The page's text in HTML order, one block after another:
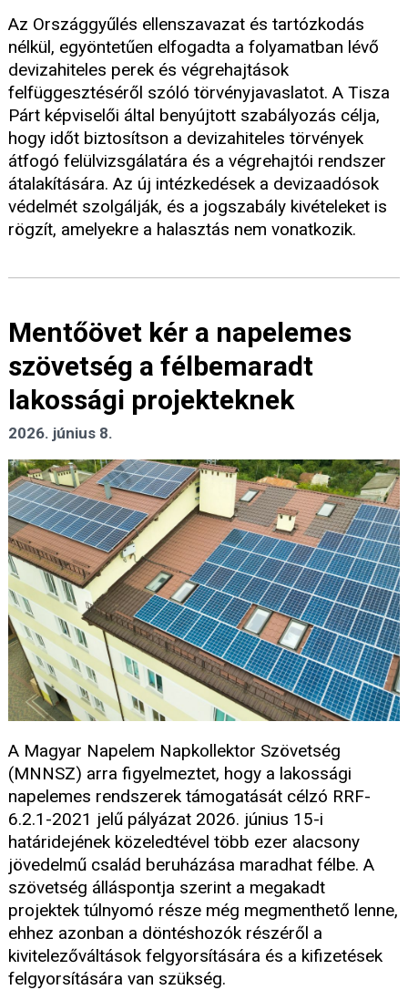
Az Országgyűlés ellenszavazat és tartózkodás
nélkül, egyöntetűen elfogadta a folyamatban lévő
devizahiteles perek és végrehajtások
felfüggesztéséről szóló törvényjavaslatot. A Tisza
Párt képviselői által benyújtott szabályozás célja,
hogy időt biztosítson a devizahiteles törvények
átfogó felülvizsgálatára és a végrehajtói rendszer
átalakítására. Az új intézkedések a devizaadósok
védelmét szolgálják, és a jogszabály kivételeket is
rögzít, amelyekre a halasztás nem vonatkozik.
Mentőövet kér a napelemes
szövetség a félbemaradt
lakossági projekteknek
2026. június 8.
A Magyar Napelem Napkollektor Szövetség
(MNNSZ) arra figyelmeztet, hogy a lakossági
napelemes rendszerek támogatását célzó RRF-
6.2.1-2021 jelű pályázat 2026. június 15-i
határidejének közeledtével több ezer alacsony
jövedelmű család beruházása maradhat félbe. A
szövetség álláspontja szerint a megakadt
projektek túlnyomó része még megmenthető lenne,
ehhez azonban a döntéshozók részéről a
kivitelezőváltások felgyorsítására és a kifizetések
felgyorsítására van szükség.